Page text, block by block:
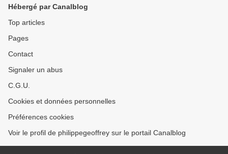
Hébergé par Canalblog
Top articles
Pages
Contact
Signaler un abus
C.G.U.
Cookies et données personnelles
Préférences cookies
Voir le profil de philippegeoffrey sur le portail Canalblog